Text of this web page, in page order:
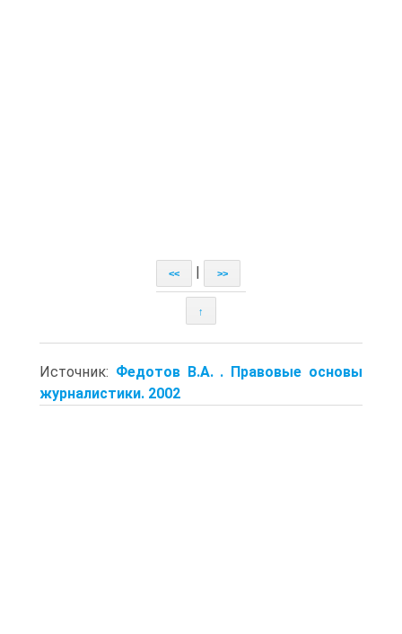
<< >>
↑
Источник: Федотов В.А. . Правовые основы
журналистики. 2002